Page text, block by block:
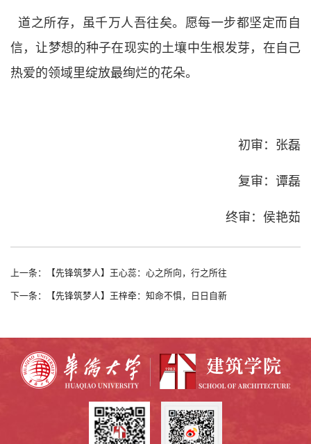
道之所存，虽千万人吾往矣。愿每一步都坚定而自
信，让梦想的种子在现实的土壤中生根发芽，在自己
热爱的领域里绽放最绚烂的花朵。
初审：张磊
复审：谭磊
终审：侯艳茹
上一条：【先锋筑梦人】王心蕊：心之所向，行之所往
下一条：【先锋筑梦人】王梓牵：知命不惧，日日自新